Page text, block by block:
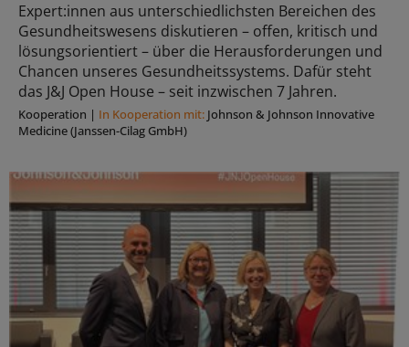
Expert:innen aus unterschiedlichsten Bereichen des
Gesundheitswesens diskutieren – offen, kritisch und
lösungsorientiert – über die Herausforderungen und
Chancen unseres Gesundheitssystems. Dafür steht
das J&J Open House – seit inzwischen 7 Jahren.
Kooperation | In Kooperation mit: Johnson & Johnson Innovative
Medicine (Janssen-Cilag GmbH)